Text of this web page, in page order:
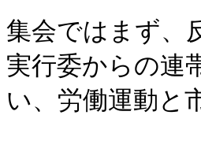
集会ではまず、
実行委からの連
い、労働運動と